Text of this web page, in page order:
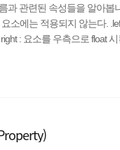
과 관련된 속성들을 알아봅
소에는 적용되지 않는다.
: 요소를 우측으로 float
크롬 오페라 지원 지원 지원